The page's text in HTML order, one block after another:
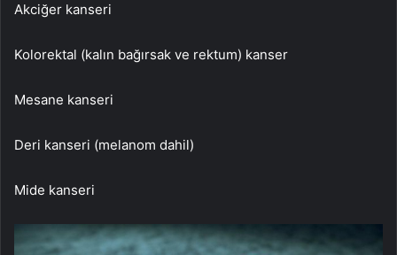
Akciğer kanseri
Kolorektal (kalın bağırsak ve rektum) kanser
Mesane kanseri
Deri kanseri (melanom dahil)
Mide kanseri